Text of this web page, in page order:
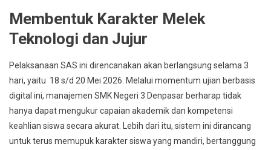
Membentuk Karakter Melek
Teknologi dan Jujur
Pelaksanaan SAS ini direncanakan akan berlangsung selama 3
hari, yaitu 18 s/d 20 Mei 2026. Melalui momentum ujian berbasis
digital ini, manajemen SMK Negeri 3 Denpasar berharap tidak
hanya dapat mengukur capaian akademik dan kompetensi
keahlian siswa secara akurat. Lebih dari itu, sistem ini dirancang
untuk terus memupuk karakter siswa yang mandiri, bertanggung